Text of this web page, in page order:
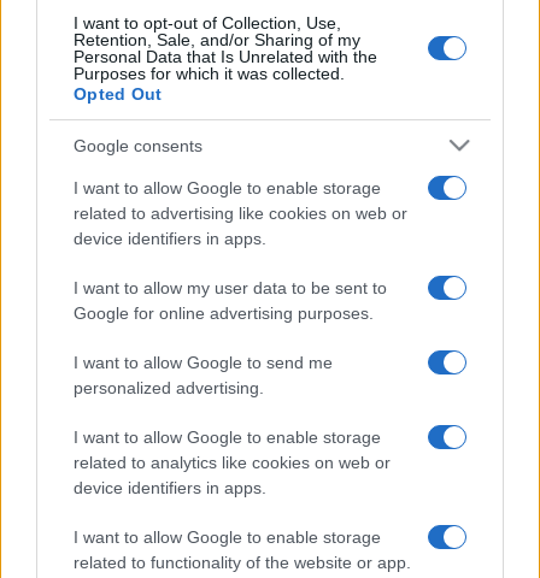
I want to opt-out of Collection, Use,
Retention, Sale, and/or Sharing of my
Personal Data that Is Unrelated with the
Purposes for which it was collected.
Opted Out
Google consents
I want to allow Google to enable storage
related to advertising like cookies on web or
device identifiers in apps.
I want to allow my user data to be sent to
Google for online advertising purposes.
I want to allow Google to send me
personalized advertising.
I want to allow Google to enable storage
related to analytics like cookies on web or
device identifiers in apps.
I want to allow Google to enable storage
related to functionality of the website or app.
Francesco Gucciniè stato più interessato alla
libertà di pensiero che all’appartenenza ad una
dottrina politica, men che meno ad un partito.
Non ha mai votato per il PCI
critico con la sinistra italiana contemporanea. Io
lo definirei un anarchico libertario.